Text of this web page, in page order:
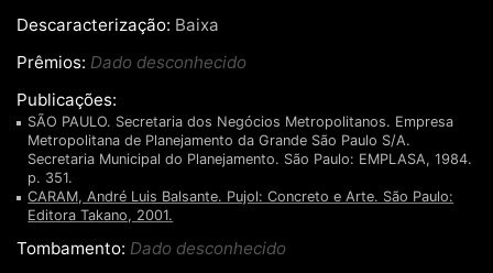
Descaracterização: Baixa
Prêmios: Dado desconhecido
Publicações:
SÃO PAULO. Secretaria dos Negócios Metropolitanos. Empresa
Metropolitana de Planejamento da Grande São Paulo S/A.
Secretaria Municipal do Planejamento. São Paulo: EMPLASA, 1984.
p. 351.
CARAM, André Luis Balsante. Pujol: Concreto e Arte. São Paulo:
Editora Takano, 2001.
Tombamento: Dado desconhecido